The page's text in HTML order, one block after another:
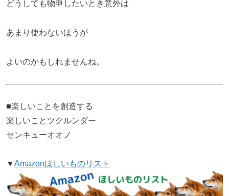
どうしても物申したいとき意外は
あまり使わないほうが
よいのかもしれませんね。
■楽しいことを創造する
楽しいことツクルンダー
センキューオオノ
▼Amazonほしいものリスト